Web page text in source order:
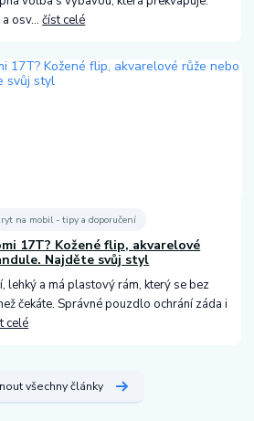
osv...číst celé
na mobil - tipy a doporučení
17T? Kožené flip, akvarelové
Najděte svůj styl
lehký a má plastový rám, který se bez
čekáte. Správné pouzdlo ochrání záda i
celé
všechny články